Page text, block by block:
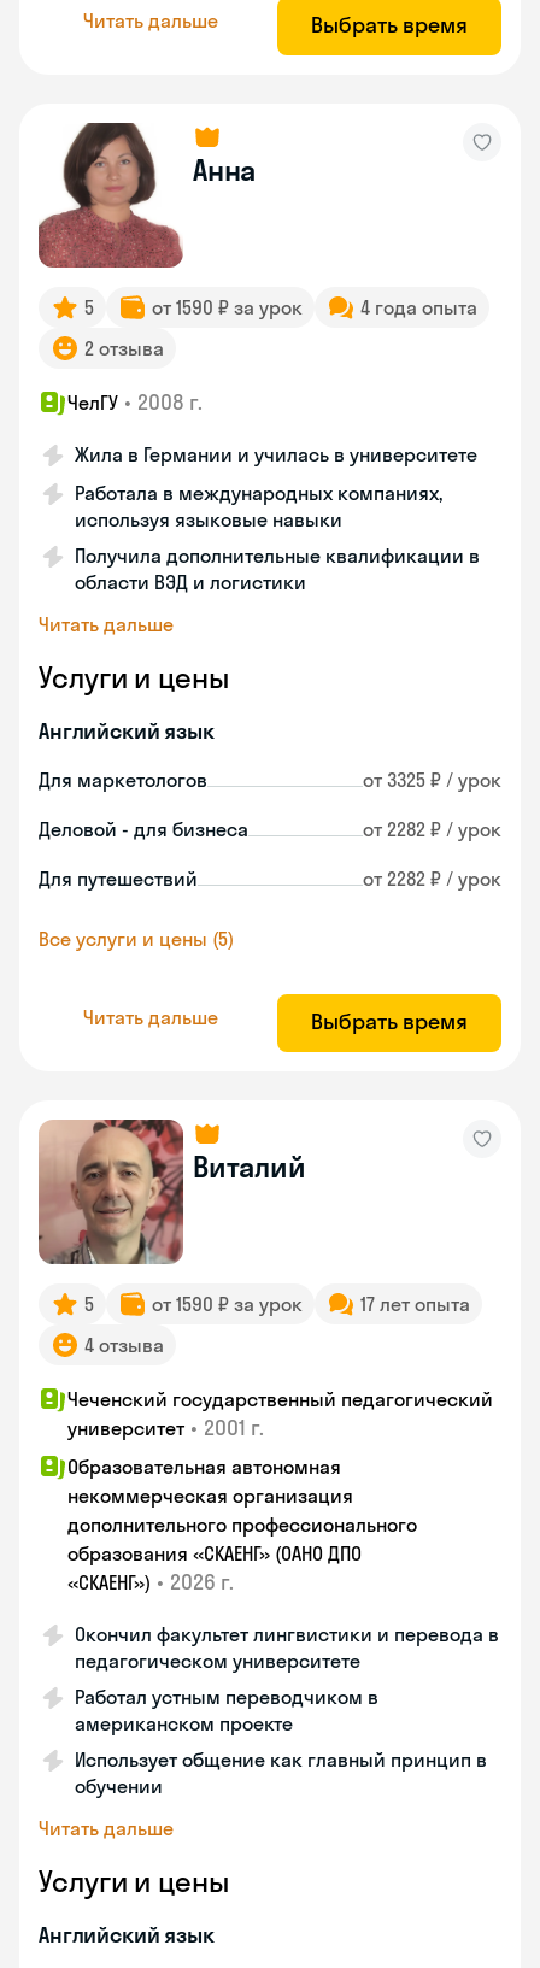
Читать дальше Выбрать время
Анна
5 от 1590 ₽ за урок
4 года опыта
2 отзыва
ЧелГУ • 2008 г.
Жила в Германии и училась в университете
Работала в международных компаниях,
используя языковые навыки
Получила дополнительные квалификации в
области ВЭД и логистики
Читать дальше
Услуги и цены
Английский язык
Для маркетологов от 3325 ₽ / урок
Деловой - для бизнеса от 2282 ₽ / урок
Для путешествий от 2282 ₽ / урок
Все услуги и цены (5)
Читать дальше Выбрать время
Виталий
5 от 1590 ₽ за урок
17 лет опыта
4 отзыва
Чеченский государственный педагогический
университет • 2001 г.
Образовательная автономная
некоммерческая организация
дополнительного профессионального
образования «СКАЕНГ» (ОАНО ДПО
«СКАЕНГ») • 2026 г.
Окончил факультет лингвистики и перевода в
педагогическом университете
Работал устным переводчиком в
американском проекте
Использует общение как главный принцип в
обучении
Читать дальше
Услуги и цены
Английский язык